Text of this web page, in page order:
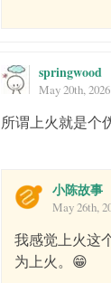
springwood
May 20th,
所谓上火就是个
小陈故事
May 26th,
我感觉上火这
为上火。😁